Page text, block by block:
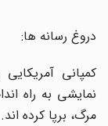
دروغ رسانه ها :
کمپانی آمریکایی
نمایشی به راه
مرگ، برپا کرده اند.